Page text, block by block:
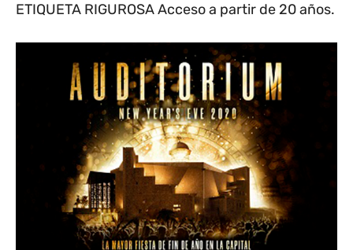
ETIQUETA RIGUROSA Acceso a partir de 20 años.